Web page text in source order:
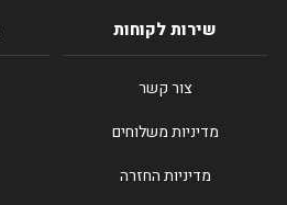
שירות לקוחות
צור קשר
מדיניות משלוחים
מדיניות החזרה